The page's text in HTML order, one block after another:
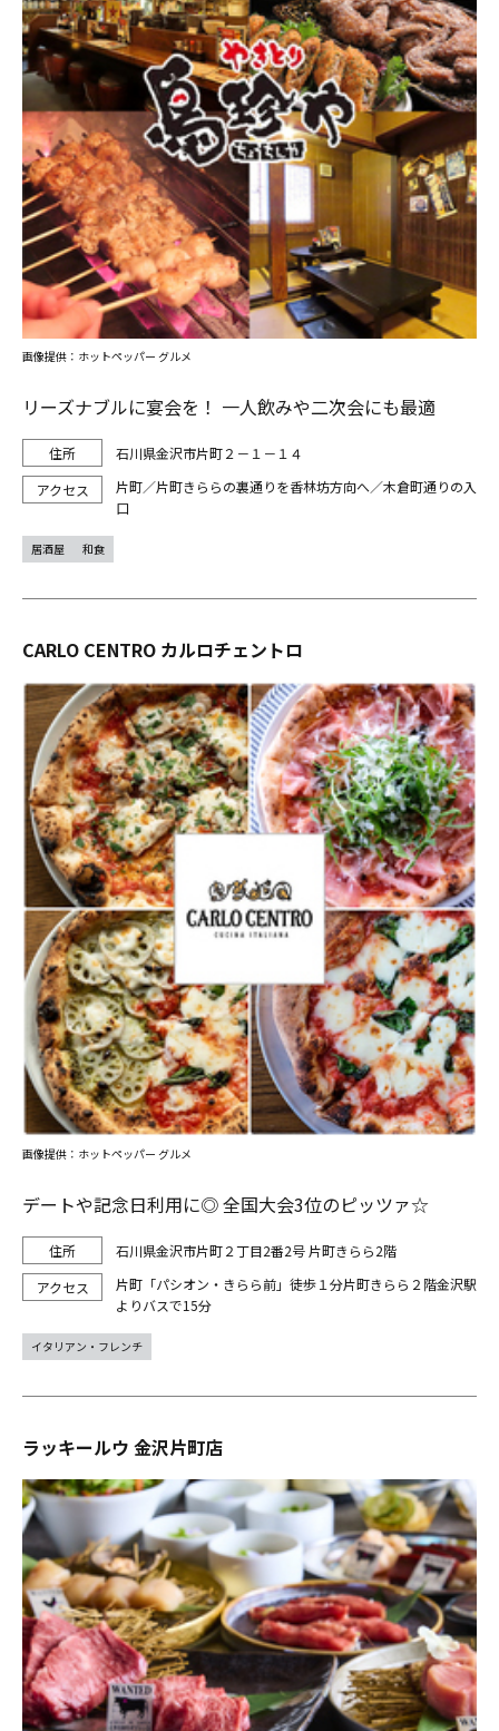
リーズナブルに宴会を！ 一人飲みや二次会にも最適
石川県金沢市片町２－１－１４
片町／片町きららの裏通りを香林坊方向へ／木倉町通りの入
口
画像提供：ホットペッパー グルメ
居酒屋 和食
CARLO CENTRO カルロチェントロ
デートや記念日利用に◎ 全国大会3位のピッツァ☆
石川県金沢市片町２丁目2番2号 片町きらら2階
片町「パシオン・きらら前」徒歩１分片町きらら２階金沢駅
よりバスで15分
画像提供：ホットペッパー グルメ
イタリアン・フレンチ
ラッキールウ 金沢片町店